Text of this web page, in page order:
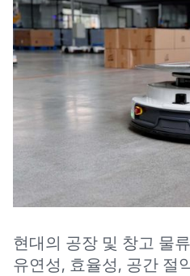
현대의 공장 및 창고 물
유연성, 효율성, 공간 절